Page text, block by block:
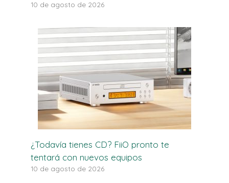
10 de agosto de 2026
¿Todavía tienes CD? FiiO pronto te
tentará con nuevos equipos
10 de agosto de 2026